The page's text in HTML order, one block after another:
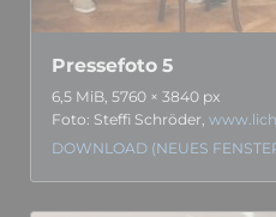
Pressefoto 5
6,5 MiB, 5760 × 3840 px
Foto: Steffi Schröder,
DOWNLOAD (NEUES